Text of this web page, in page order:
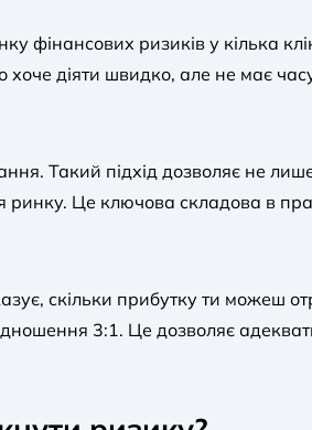
фінансових ризиків у кілька
хоче діяти швидко, але не має
Такий підхід дозволяє не
ринку. Це ключова складова в
скільки прибутку ти
3:1. Це дозволяє